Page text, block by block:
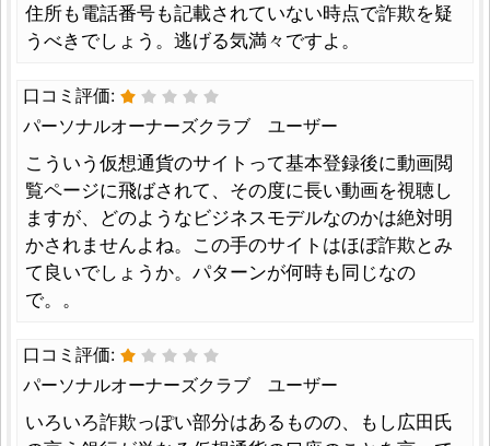
住所も電話番号も記載されていない時点で詐欺を疑
うべきでしょう。逃げる気満々ですよ。
口コミ評価:
パーソナルオーナーズクラブ ユーザー
こういう仮想通貨のサイトって基本登録後に動画閲
覧ページに飛ばされて、その度に長い動画を視聴し
ますが、どのようなビジネスモデルなのかは絶対明
かされませんよね。この手のサイトはほぼ詐欺とみ
て良いでしょうか。パターンが何時も同じなの
で。。
口コミ評価:
パーソナルオーナーズクラブ ユーザー
いろいろ詐欺っぽい部分はあるものの、もし広田氏